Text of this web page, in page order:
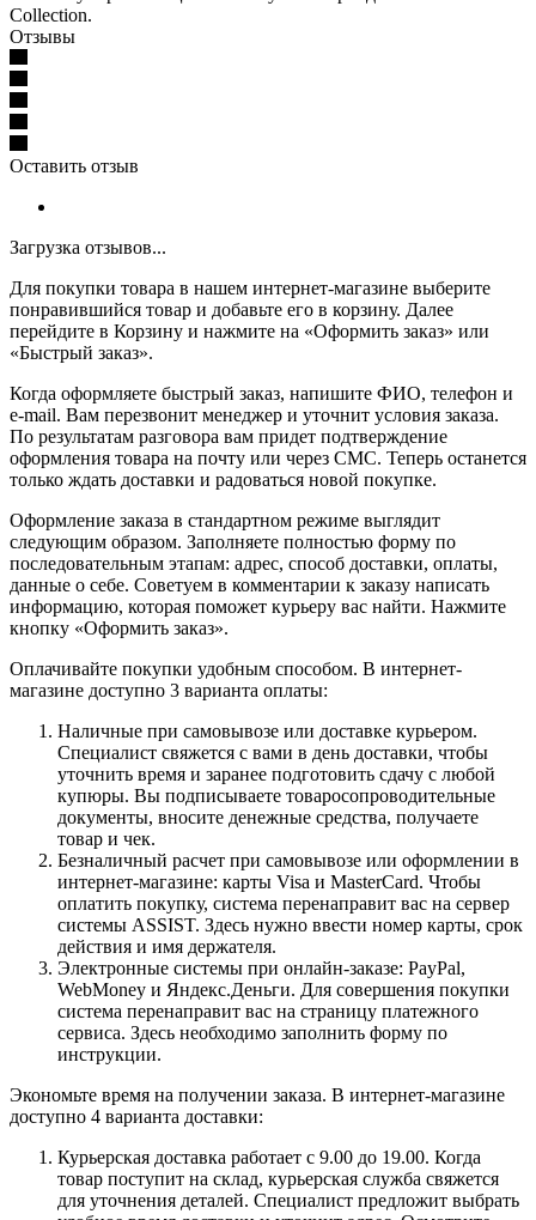
Collection.
Отзывы
Оставить отзыв
Загрузка отзывов...
Для покупки товара в нашем интернет-магазине выберите
понравившийся товар и добавьте его в корзину. Далее
перейдите в Корзину и нажмите на «Оформить заказ» или
«Быстрый заказ».
Когда оформляете быстрый заказ, напишите ФИО, телефон и
e-mail. Вам перезвонит менеджер и уточнит условия заказа.
По результатам разговора вам придет подтверждение
оформления товара на почту или через СМС. Теперь останется
только ждать доставки и радоваться новой покупке.
Оформление заказа в стандартном режиме выглядит
следующим образом. Заполняете полностью форму по
последовательным этапам: адрес, способ доставки, оплаты,
данные о себе. Советуем в комментарии к заказу написать
информацию, которая поможет курьеру вас найти. Нажмите
кнопку «Оформить заказ».
Оплачивайте покупки удобным способом. В интернет-
магазине доступно 3 варианта оплаты:
Наличные при самовывозе или доставке курьером.
Специалист свяжется с вами в день доставки, чтобы
уточнить время и заранее подготовить сдачу с любой
купюры. Вы подписываете товаросопроводительные
документы, вносите денежные средства, получаете
товар и чек.
Безналичный расчет при самовывозе или оформлении в
интернет-магазине: карты Visa и MasterCard. Чтобы
оплатить покупку, система перенаправит вас на сервер
системы ASSIST. Здесь нужно ввести номер карты, срок
действия и имя держателя.
Электронные системы при онлайн-заказе: PayPal,
WebMoney и Яндекс.Деньги. Для совершения покупки
система перенаправит вас на страницу платежного
сервиса. Здесь необходимо заполнить форму по
инструкции.
Экономьте время на получении заказа. В интернет-магазине
доступно 4 варианта доставки:
Курьерская доставка работает с 9.00 до 19.00. Когда
товар поступит на склад, курьерская служба свяжется
для уточнения деталей. Специалист предложит выбрать